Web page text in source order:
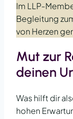
Im LLP-
Begleitung
von Herzen
Mut zur
deinen
Was hilft dir
hohen